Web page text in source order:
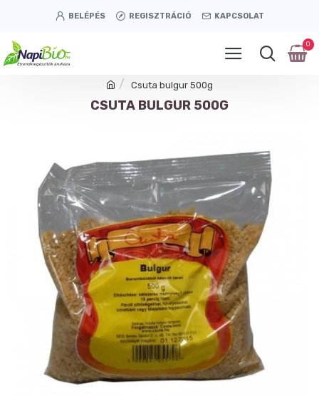
BELÉPÉS REGISZTRÁCIÓ KAPCSOLAT
0
Csuta bulgur 500g
CSUTA BULGUR 500G